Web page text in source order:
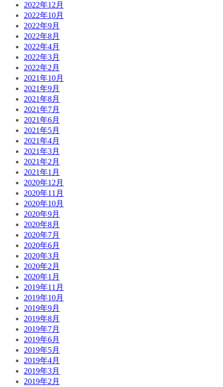
2022年12月
2022年10月
2022年9月
2022年8月
2022年4月
2022年3月
2022年2月
2021年10月
2021年9月
2021年8月
2021年7月
2021年6月
2021年5月
2021年4月
2021年3月
2021年2月
2021年1月
2020年12月
2020年11月
2020年10月
2020年9月
2020年8月
2020年7月
2020年6月
2020年3月
2020年2月
2020年1月
2019年11月
2019年10月
2019年9月
2019年8月
2019年7月
2019年6月
2019年5月
2019年4月
2019年3月
2019年2月